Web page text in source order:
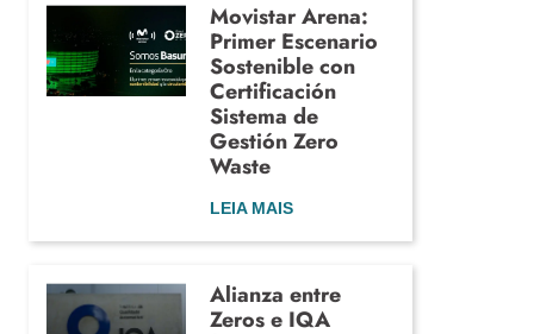
Movistar Arena:
Primer Escenario
Sostenible con
Certificación
Sistema de
Gestión Zero
Waste
LEIA MAIS
Alianza entre
Zeros e IQA